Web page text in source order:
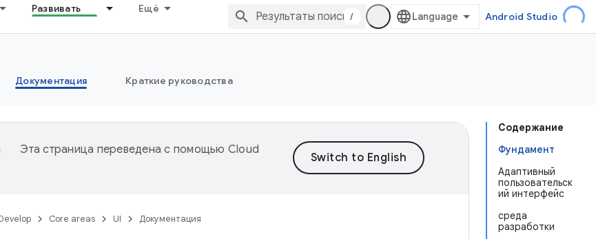
Развивать Ещё
/ Android Studio
Документация Краткие руководства
Содержание
Фундамент
Адаптивный
пользовательск
ий интерфейс
среда
разработки
Эта страница переведена с помощью Cloud
Core areas UI Документация